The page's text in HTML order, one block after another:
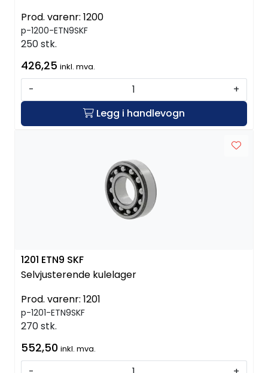
Prod. varenr: 1200
p-1200-ETN9SKF
250 stk.
426,25 inkl. mva.
-
+
Legg i handlevogn
1201 ETN9 SKF
Selvjusterende kulelager
Prod. varenr: 1201
p-1201-ETN9SKF
270 stk.
552,50 inkl. mva.